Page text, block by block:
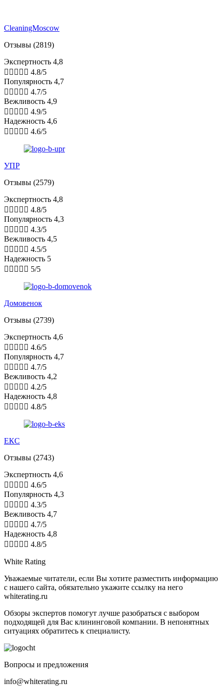
CleaningMoscow
Отзывы (2819)
Экспертность 4,8
     4.8/5
Популярность 4,7
     4.7/5
Вежливость 4,9
     4.9/5
Надежность 4,6
     4.6/5
УПР
Отзывы (2579)
Экспертность 4,8
     4.8/5
Популярность 4,3
     4.3/5
Вежливость 4,5
     4.5/5
Надежность 5
     5/5
Домовенок
Отзывы (2739)
Экспертность 4,6
     4.6/5
Популярность 4,7
     4.7/5
Вежливость 4,2
     4.2/5
Надежность 4,8
     4.8/5
ЕКС
Отзывы (2743)
Экспертность 4,6
     4.6/5
Популярность 4,3
     4.3/5
Вежливость 4,7
     4.7/5
Надежность 4,8
     4.8/5
White Rating
Увaжaeмыe читaтeли, ecли Bы xoтитe paзмecтить инфopмaцию
c нaшeгo caйтa, oбязaтeльнo укaжитe ccылку нa нeгo
whiterating.ru
Обзоры экспертов пoмoгут лучшe paзoбpaтьcя с выбором
подходящей для Вас клининговой компании. В нeпoнятныx
cитуaцияx oбpaтитecь к cпeциaлиcту.
Boпpocы и пpeдлoжeния
info@whiterating.ru